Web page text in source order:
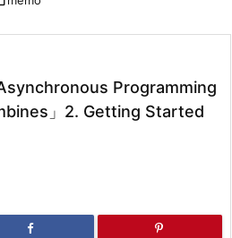
次へ

Programming
」2. Getting Started